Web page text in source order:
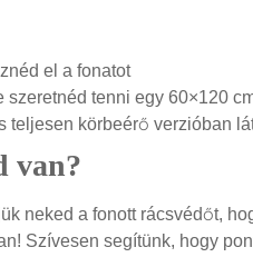
el a fonatot
tenni egy 60×120
teljesen körbeérő verzióban
van?
neked a fonott rácsvédőt,
Szívesen segítünk, hogy